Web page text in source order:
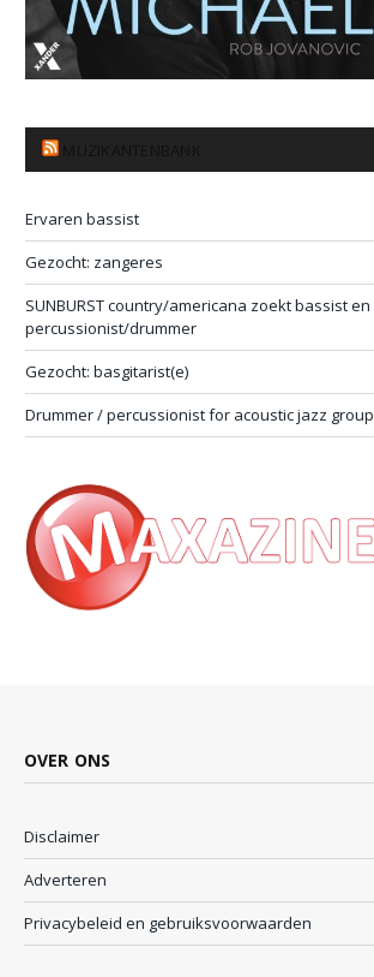
Ervaren bassist
Gezocht: zangeres
SUNBURST country/americana zoekt bassist en
percussionist/drummer
Gezocht: basgitarist(e)
Drummer / percussionist for acoustic jazz group
OVER ONS
Disclaimer
Adverteren
Privacybeleid en gebruiksvoorwaarden